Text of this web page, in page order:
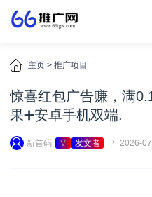
主页 > 推广项目
惊喜红包广告赚，满
果➕安卓手机双端.
新首码 V 发文者 2026-